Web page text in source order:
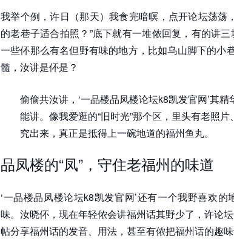
我举个例，许日（那天）我食完暗暝，点开论坛荡荡
的老巷子适合拍照？”底下就有一堆侬回复，有的讲
一些伓那么有名但野有味的地方，比如乌山脚下的小
髓，汝讲是伓是？
偷偷共汝讲，‘一品楼品凤楼论坛k8凯发官网’其
能讲。像我爱逛的“旧时光”那个区，里头有老照
究出来，真正是抵得上一碗地道的福州鱼丸。
品凤楼的“凤”，守住老福州的味道
‘一品楼品凤楼论坛k8凯发官网’还有一个我野喜欢
味。汝晓伓，现在年轻侬会讲福州话其野少了，许论
帖分享福州话的发音、用法，甚至有侬把福州话的趣